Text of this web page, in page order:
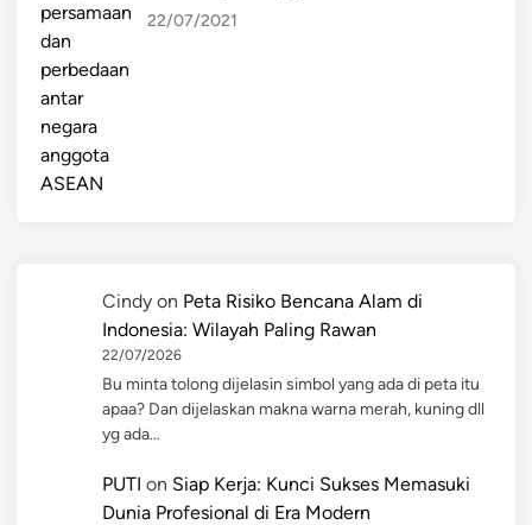
22/07/2021
Cindy on Peta Risiko Bencana Alam di
Indonesia: Wilayah Paling Rawan
22/07/2026
Bu minta tolong dijelasin simbol yang ada di peta itu
apaa? Dan dijelaskan makna warna merah, kuning dll
yg ada…
PUTI on Siap Kerja: Kunci Sukses Memasuki
Dunia Profesional di Era Modern